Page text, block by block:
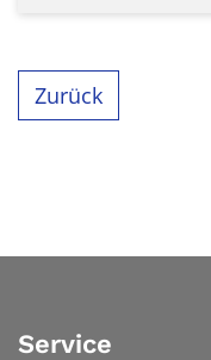
Zurück
Service